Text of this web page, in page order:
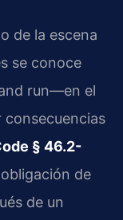
de la escena
se conoce
run—en el
§ 46.2-
de
de un